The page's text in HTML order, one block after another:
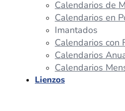
Calendarios de
Calendarios en
Imantados
Calendarios con
Calendarios
Calendarios
Lienzos